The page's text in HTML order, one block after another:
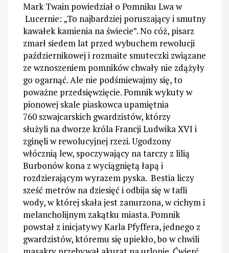
Mark Twain powiedział o Pomniku Lwa w
Lucernie: „To najbardziej poruszający i smutny
kawałek kamienia na świecie”. No cóż, pisarz
zmarł siedem lat przed wybuchem rewolucji
październikowej i rozmaite smuteczki związane
ze wznoszeniem pomników chwały nie zdążyły
go ogarnąć. Ale nie podśmiewajmy się, to
poważne przedsięwzięcie. Pomnik wykuty w
pionowej skale piaskowca upamiętnia
760 szwajcarskich gwardzistów, którzy
służyli na dworze króla Francji Ludwika XVI i
zginęli w rewolucyjnej rzezi. Ugodzony
włócznią lew, spoczywający na tarczy z lilią
Burbonów kona z wyciągniętą łapą i
rozdzierającym wyrazem pyska. Bestia liczy
sześć metrów na dziesięć i odbija się w tafli
wody, w której skała jest zanurzona, w cichym i
melancholijnym zakątku miasta. Pomnik
powstał z inicjatywy Karla Pfyffera, jednego z
gwardzistów, któremu się upiekło, bo w chwili